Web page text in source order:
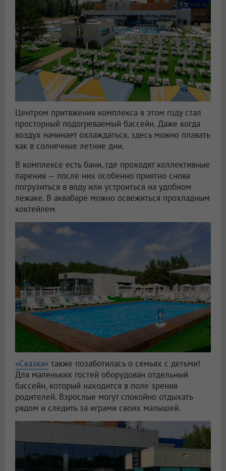
Центром притяжения комплекса в этом году стал
просторный подогреваемый бассейн. Даже когда
воздух начинает охлаждаться, здесь можно плавать
как в солнечные летние дни.
В комплексе есть бани, где проходят коллективные
парения — после них особенно приятно снова
погрузиться в воду или устроиться на удобном
лежаке. В аквабаре можно освежиться прохладным
коктейлем.
«Сказка» также позаботилась о семьях с детьми!
Для маленьких гостей оборудован отдельный
бассейн, который находится в поле зрения
родителей. Взрослые могут спокойно отдыхать
рядом и следить за играми своих малышей.